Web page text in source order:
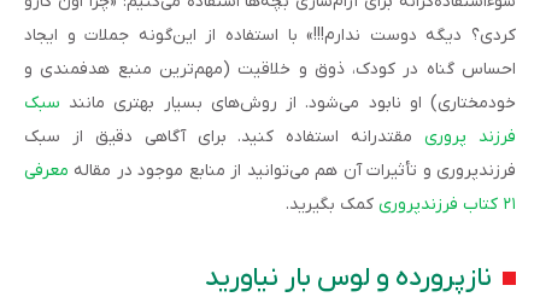
کردی؟ دیگه دوست ندارم!!!» با استفاده از این‌گونه جملات و ایجاد
احساس گناه در کودک، ذوق و خلاقیت (مهم‌ترین منبع هدفمندی و
خودمختاری) او نابود می‌شود. از روش‌های بسیار بهتری مانند سبک
فرزند پروری مقتدرانه استفاده کنید. برای آگاهی دقیق از سبک
فرزندپروری و تأثیرات آن هم می‌توانید از منابع موجود در مقاله معرفی
۲۱ کتاب فرزندپروری
کمک بگیرید.
نازپرورده و لوس بار نیاورید